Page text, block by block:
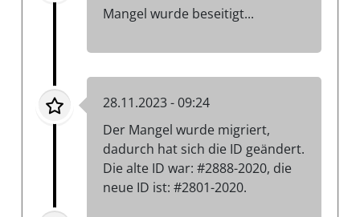
Mangel wurde beseitigt...
28.11.2023 - 09:24
Der Mangel wurde migriert,
dadurch hat sich die ID geändert.
Die alte ID war: #2888-2020, die
neue ID ist: #2801-2020.